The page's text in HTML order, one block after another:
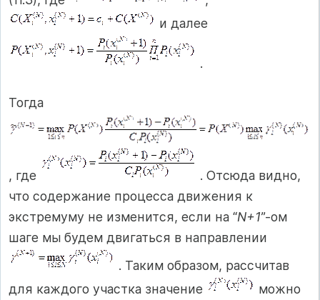
и далее
.
Тогда
, где
. Отсюда видно,
что содержание процесса движения к
экстремуму не изменится, если на “N+1”-ом
шаге мы будем двигаться в направлении
. Таким образом, рассчитав
для каждого участка значение
можно